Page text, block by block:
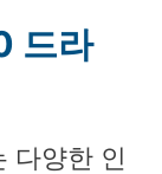
드라
다양한 인